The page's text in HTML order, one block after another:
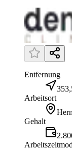
Entfernung
Arbeitsort
Gehalt